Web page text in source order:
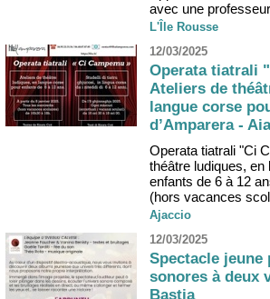
avec une
L'Île Rousse
12/03/2025
Operata tiatrali
Ateliers de
langue corse
d’Amparera -
Operata tiatrali "Сі
théâtre ludiques,
enfants de 6 à 12
(hors vacances
Ajaccio
12/03/2025
Spectacle
sonores à deux
Bastia